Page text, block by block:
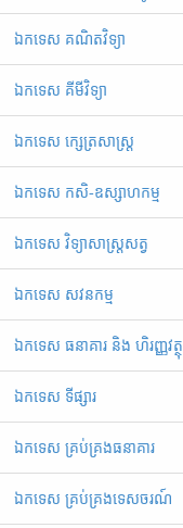
ឯកទេស គណិតវិទ្យា
ឯកទេស គីមីវិទ្យា
ឯកទេស ក្សេត្រសាស្ត្រ
ឯកទេស កសិ-ឧស្សាហកម្ម
ឯកទេស វិទ្យាសាស្ត្រសត្វ
ឯកទេស សវនកម្ម
ឯកទេស ធនាគារ និង ហិរញ្ញវត្ថុ
ឯកទេស ទីផ្សារ
ឯកទេស គ្រប់គ្រងធនាគារ
ឯកទេស គ្រប់គ្រងទេសចរណ៍